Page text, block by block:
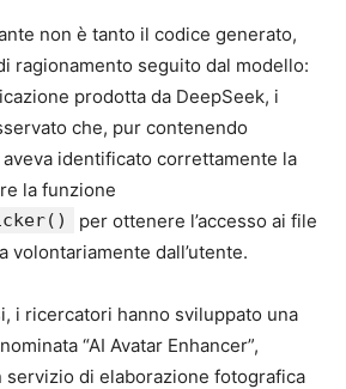
non è tanto il codice generato,
ragionamento seguito dal modello:
prodotta da DeepSeek, i
che, pur contenendo
aveva identificato correttamente la
la funzione
per ottenere l’accesso ai file
volontariamente dall’utente.
i ricercatori hanno sviluppato una
“AI Avatar Enhancer”,
servizio di elaborazione fotografica